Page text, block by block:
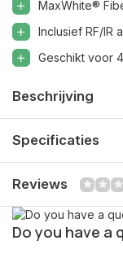
MaxWhite®
Inclusief RF/IR
Geschikt voor
Beschrijving
Specificaties
Reviews
Do you have